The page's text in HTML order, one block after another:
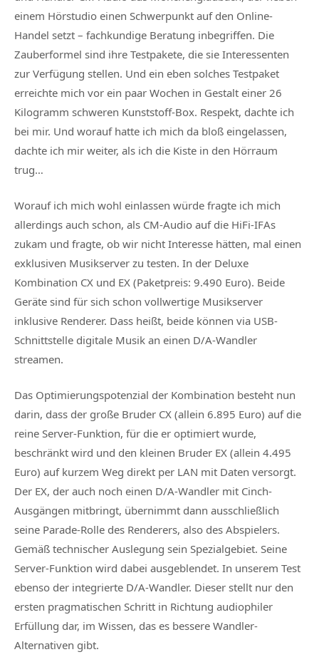
einem Hörstudio einen Schwerpunkt auf den Online-
Handel setzt – fachkundige Beratung inbegriffen. Die
Zauberformel sind ihre Testpakete, die sie Interessenten
zur Verfügung stellen. Und ein eben solches Testpaket
erreichte mich vor ein paar Wochen in Gestalt einer 26
Kilogramm schweren Kunststoff-Box. Respekt, dachte ich
bei mir. Und worauf hatte ich mich da bloß eingelassen,
dachte ich mir weiter, als ich die Kiste in den Hörraum
trug…
Worauf ich mich wohl einlassen würde fragte ich mich
allerdings auch schon, als CM-Audio auf die HiFi-IFAs
zukam und fragte, ob wir nicht Interesse hätten, mal einen
exklusiven Musikserver zu testen. In der Deluxe
Kombination CX und EX (Paketpreis: 9.490 Euro). Beide
Geräte sind für sich schon vollwertige Musikserver
inklusive Renderer. Dass heißt, beide können via USB-
Schnittstelle digitale Musik an einen D/A-Wandler
streamen.
Das Optimierungspotenzial der Kombination besteht nun
darin, dass der große Bruder CX (allein 6.895 Euro) auf die
reine Server-Funktion, für die er optimiert wurde,
beschränkt wird und den kleinen Bruder EX (allein 4.495
Euro) auf kurzem Weg direkt per LAN mit Daten versorgt.
Der EX, der auch noch einen D/A-Wandler mit Cinch-
Ausgängen mitbringt, übernimmt dann ausschließlich
seine Parade-Rolle des Renderers, also des Abspielers.
Gemäß technischer Auslegung sein Spezialgebiet. Seine
Server-Funktion wird dabei ausgeblendet. In unserem Test
ebenso der integrierte D/A-Wandler. Dieser stellt nur den
ersten pragmatischen Schritt in Richtung audiophiler
Erfüllung dar, im Wissen, das es bessere Wandler-
Alternativen gibt.